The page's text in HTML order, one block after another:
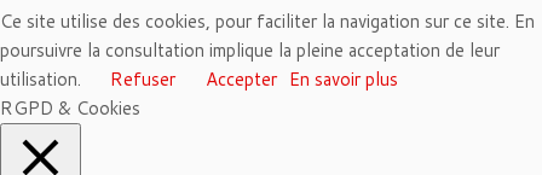
Ce site utilise des cookies, pour faciliter la navigation sur ce site. En
poursuivre la consultation implique la pleine acceptation de leur
utilisation.
Refuser Accepter En savoir plus
RGPD & Cookies